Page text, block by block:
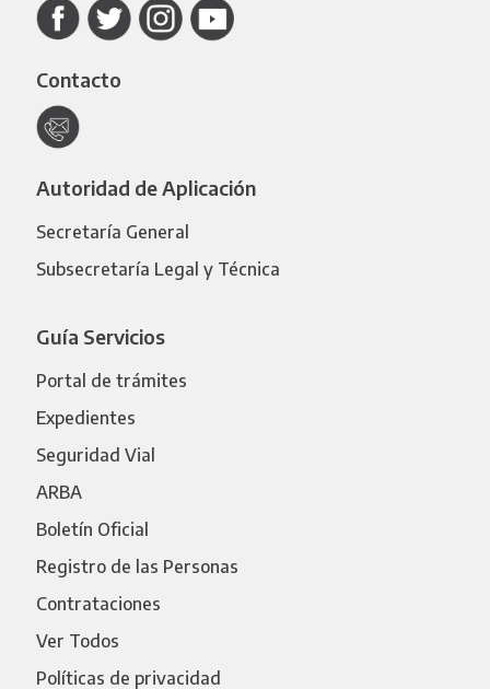
Contacto
Autoridad de Aplicación
Secretaría General
Subsecretaría Legal y Técnica
Guía Servicios
Portal de trámites
Expedientes
Seguridad Vial
ARBA
Boletín Oficial
Registro de las Personas
Contrataciones
Ver Todos
Políticas de privacidad